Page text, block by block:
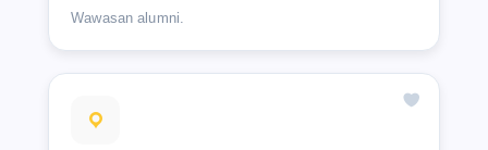
Wawasan alumni.